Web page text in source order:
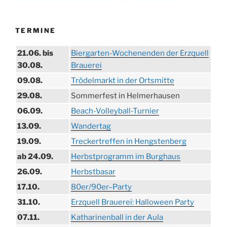
TERMINE
21.06. bis
30.08.
Biergarten-Wochenenden der Erzquell
Brauerei
09.08.
Trödelmarkt in der Ortsmitte
29.08.
Sommerfest in Helmerhausen
06.09.
Beach-Volleyball-Turnier
13.09.
Wandertag
19.09.
Treckertreffen in Hengstenberg
ab 24.09.
Herbstprogramm im Burghaus
26.09.
Herbstbasar
17.10.
80er/90er–Party
31.10.
Erzquell Brauerei: Halloween Party
07.11.
Katharinenball in der Aula